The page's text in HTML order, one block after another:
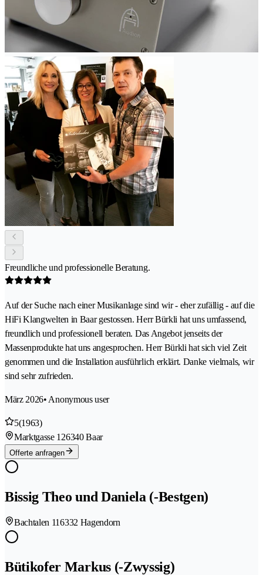
Freundliche und professionelle Beratung.
Auf der Suche nach einer Musikanlage sind wir - eher zufällig - auf die
HiFi Klangwelten in Baar gestossen. Herr Bürkli hat uns umfassend,
freundlich und professionell beraten. Das Angebot jenseits der
Massenprodukte hat uns angesprochen. Herr Bürkli hat sich viel Zeit
genommen und die Installation ausführlich erklärt. Danke vielmals, wir
sind sehr zufrieden.
März 2026• Anonymous user
5(1963)
Marktgasse 126340 Baar
Offerte anfragen
Bissig Theo und Daniela (-Bestgen)
Bachtalen 116332 Hagendorn
Bütikofer Markus (-Zwyssig)